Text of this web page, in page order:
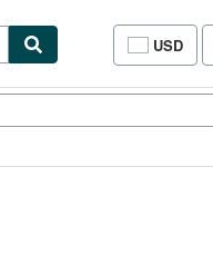
USD
Site
shopping